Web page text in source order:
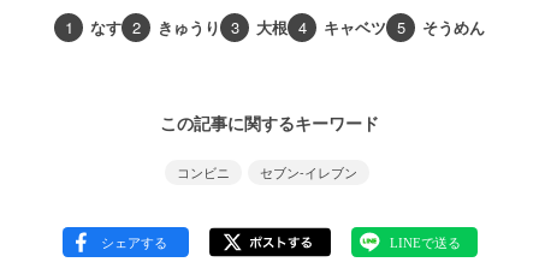
1 なす 2 きゅうり 3 大根 4 キャベツ 5 そうめん
この記事に関するキーワード
コンビニ セブン-イレブン